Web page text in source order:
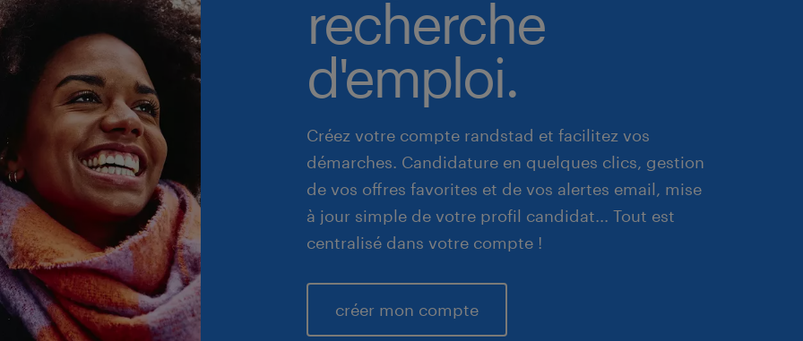
recherche
d'emploi.
Créez votre compte randstad et facilitez vos
démarches. Candidature en quelques clics, gestion
de vos offres favorites et de vos alertes email, mise
à jour simple de votre profil candidat... Tout est
centralisé dans votre compte !
créer mon compte